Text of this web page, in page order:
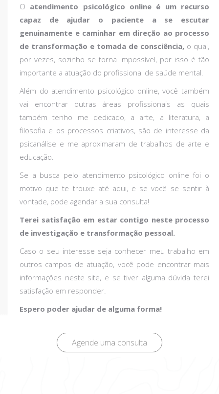
O atendimento psicológico online é um recurso
capaz de ajudar o paciente a se escutar
genuinamente e caminhar em direção ao processo
de transformação e tomada de consciência, o qual,
por vezes, sozinho se torna impossível, por isso é tão
importante a atuação do profissional de saúde mental.
Além do atendimento psicológico online, você também
vai encontrar outras áreas profissionais as quais
também tenho me dedicado, a arte, a literatura, a
filosofia e os processos criativos, são de interesse da
psicanálise e me aproximaram de trabalhos de arte e
educação.
Se a busca pelo atendimento psicológico online foi o
motivo que te trouxe até aqui, e se você se sentir à
vontade, pode agendar a sua consulta!
Terei satisfação em estar contigo neste processo
de investigação e transformação pessoal.
Caso o seu interesse seja conhecer meu trabalho em
outros campos de atuação, você pode encontrar mais
informações neste site, e se tiver alguma dúvida terei
satisfação em responder.
Espero poder ajudar de alguma forma!
Agende uma consulta